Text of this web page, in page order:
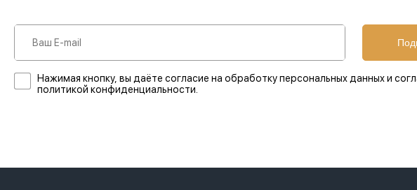
Нажимая кнопку, вы даёте согласие на обработку персональных данных и
политикой конфиденциальности.